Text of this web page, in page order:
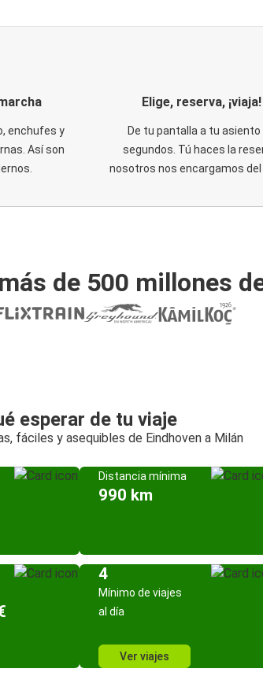
enchufes y
Así son
Elige, reserva, ¡viaja!
De tu pantalla a tu asiento
segundos. Tú haces la
nosotros nos encargamos del
de 500 millones
esperar de tu viaje
fáciles y asequibles de Eindhoven a Milán
Distancia mínima
990 km
4
Mínimo de viajes
al día
Ver viajes